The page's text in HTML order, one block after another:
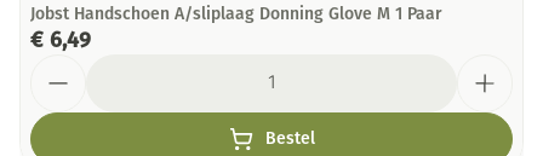
Jobst Handschoen A/sliplaag Donning Glove M 1 Paar
€ 6,49
Bestel